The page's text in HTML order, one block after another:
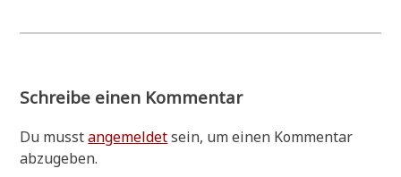
Schreibe einen Kommentar
Du musstangemeldetsein, um einen Kommentar
abzugeben.